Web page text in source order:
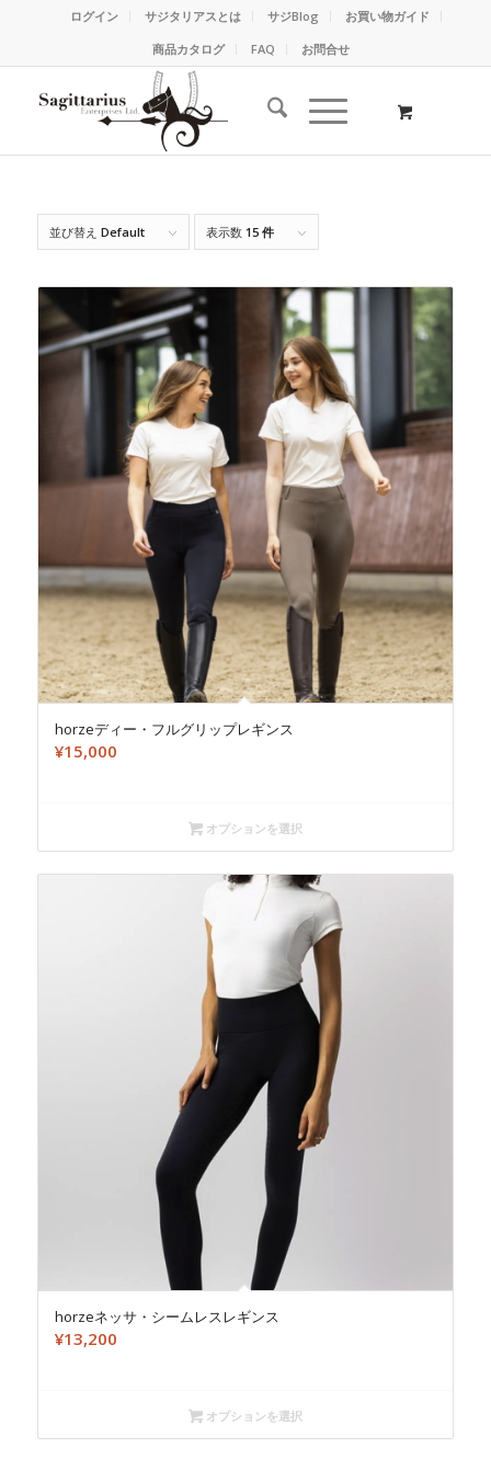
ログイン サジタリアスとは サジBlog
お買い物ガイド
商品カタログ
FAQ お問合せ
並び替え Default 表示数 15 件
horzeディー・フルグリップレギンス
¥15,000
オプションを選択
horzeネッサ・シームレスレギンス
¥13,200
オプションを選択